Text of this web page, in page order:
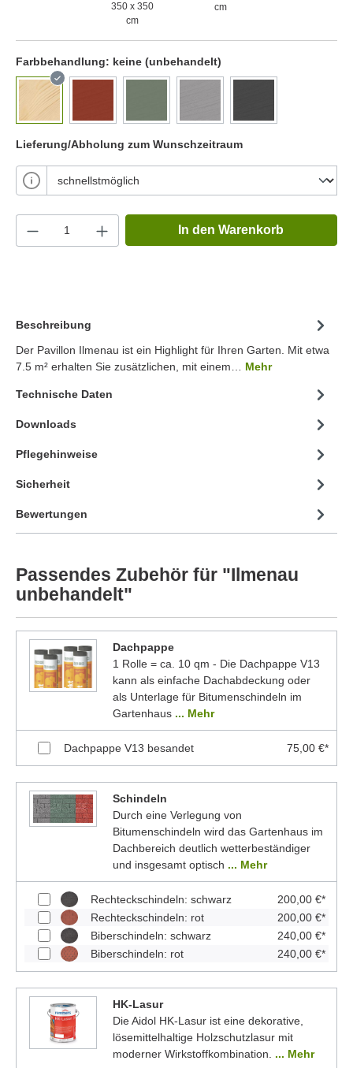
350 x 350
cm
cm
Farbbehandlung: keine (unbehandelt)
Lieferung/Abholung zum Wunschzeitraum
In den Warenkorb
Beschreibung
Der Pavillon Ilmenau ist ein Highlight für Ihren Garten. Mit etwa
7.5 m² erhalten Sie zusätzlichen, mit einem… Mehr
Technische Daten
Downloads
Pflegehinweise
Sicherheit
Bewertungen
Passendes Zubehör für "Ilmenau
unbehandelt"
Dachpappe
1 Rolle = ca. 10 qm - Die Dachpappe V13
kann als einfache Dachabdeckung oder
als Unterlage für Bitumenschindeln im
Gartenhaus ... Mehr
Dachpappe V13 besandet 75,00 €*
Schindeln
Durch eine Verlegung von
Bitumenschindeln wird das Gartenhaus im
Dachbereich deutlich wetterbeständiger
und insgesamt optisch ... Mehr
Rechteckschindeln: schwarz
200,00 €*
Rechteckschindeln: rot
200,00 €*
Biberschindeln: schwarz
240,00 €*
Biberschindeln: rot
240,00 €*
HK-Lasur
Die Aidol HK-Lasur ist eine dekorative,
lösemittelhaltige Holzschutzlasur mit
moderner Wirkstoffkombination. ... Mehr